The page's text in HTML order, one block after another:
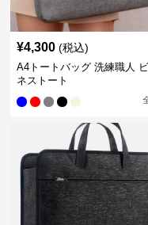
¥4,300 (税込)
A4トートバッグ 洗練職人
ネストート